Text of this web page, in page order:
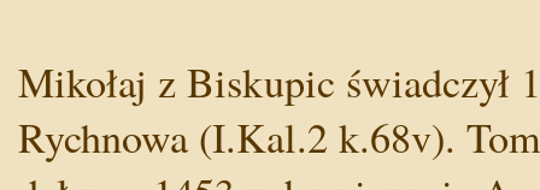
Mikołaj z Biskupic świadczył
Rychnowa (I.Kal.2 k.68v).